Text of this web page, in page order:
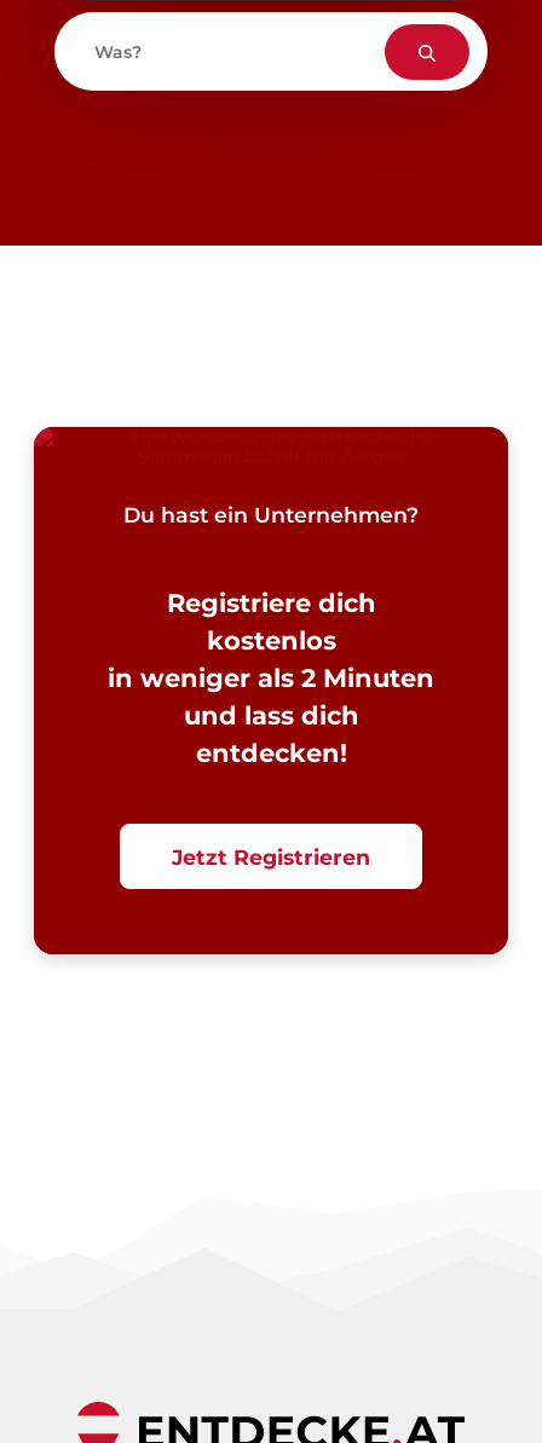
Was?
Du hast ein Unternehmen?
Registriere dich
kostenlos
in weniger als 2 Minuten
und lass dich
entdecken!
Jetzt Registrieren